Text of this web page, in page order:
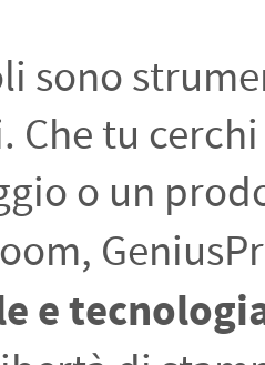
sono
Che tu
o un
e